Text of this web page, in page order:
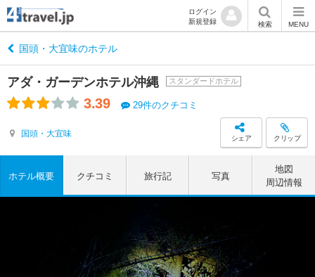
ログイン
新規登録
検索 MENU
国頭・大宜味のホテル
アダ・ガーデンホテル沖縄 スタンダードホテル
3.39 29件のクチコミ
国頭・大宜味 シェア クリップ
ホテル概要 クチコミ 旅行記 写真
地図
周辺情報